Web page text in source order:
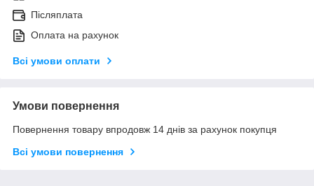
Післяплата
Оплата на рахунок
Всі умови оплати
Умови повернення
Повернення товару впродовж 14 днів за рахунок покупця
Всі умови повернення